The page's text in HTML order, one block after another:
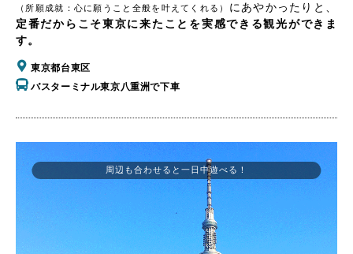
（所願成就：心に願うこと全般を叶えてくれる）
にあやかったりと、
定番だからこそ東京に来たことを実感できる観光ができま
す。
東京都台東区
バスターミナル東京八重洲で下車
周辺も合わせると一日中遊べる！